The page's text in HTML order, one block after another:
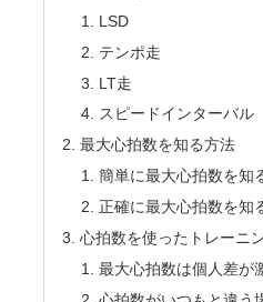
LSD
テンポ走
LT走
スピードインターバル
最大心拍数を知る方法
簡単に最大心拍数を知
正確に最大心拍数を知
心拍数を使ったトレーニ
最大心拍数は個人差が